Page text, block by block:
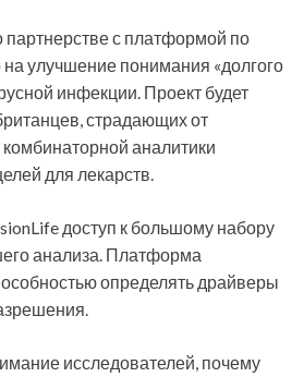
партнерстве с платформой по
улучшение понимания «долгого
инфекции. Проект будет
страдающих от
аналитики
для лекарств.
доступ к большому набору
анализа. Платформа
определять драйверы
исследователей, почему